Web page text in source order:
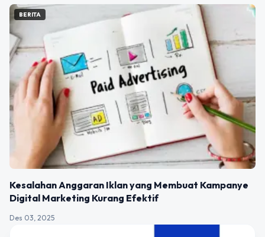
BERITA
Kesalahan Anggaran Iklan yang Membuat Kampanye
Digital Marketing Kurang Efektif
Des 03, 2025